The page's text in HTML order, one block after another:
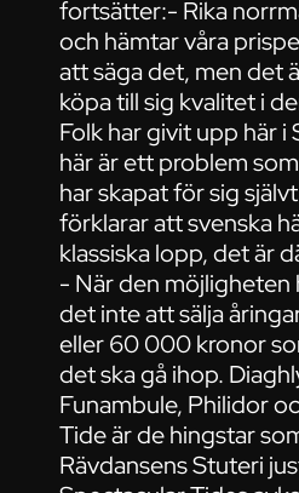
fortsätter:- Rika
och hämtar våra
att säga det, men det
köpa till sig kvalitet i
Folk har givit upp här
här är ett problem
har skapat för sig
förklarar att svenska
klassiska lopp, det är
- När den möjligheten
det inte att sälja
eller 60 000 kronor
det ska gå ihop.
Funambule, Philidor
Tide är de hingstar
Rävdansens Stuteri